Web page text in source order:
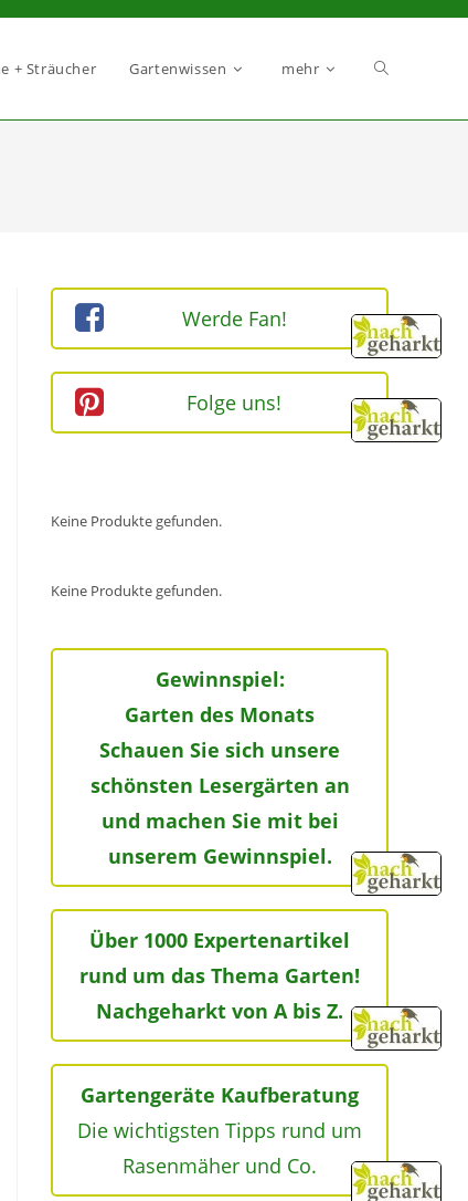
+ Sträucher Gartenwissen mehr
Werde Fan!
Folge uns!
Keine Produkte gefunden.
Keine Produkte gefunden.
Gewinnspiel:
Garten des Monats
Schauen Sie sich unsere
schönsten Lesergärten an
und machen Sie mit bei
unserem Gewinnspiel.
Über 1000 Expertenartikel
rund um das Thema Garten!
Nachgeharkt von A bis Z.
Gartengeräte Kaufberatung
Die wichtigsten Tipps rund um
Rasenmäher und Co.